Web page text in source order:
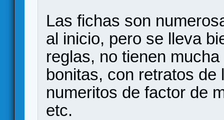
Las fichas son
al inicio, pero se lleva
reglas, no tienen
bonitas, con retratos
numeritos de factor de
etc.